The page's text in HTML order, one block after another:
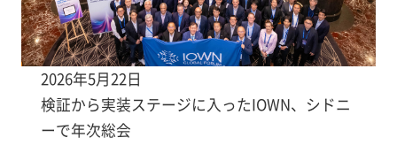
2026年5月22日
検証から実装ステージに入ったIOWN、シドニ
ーで年次総会